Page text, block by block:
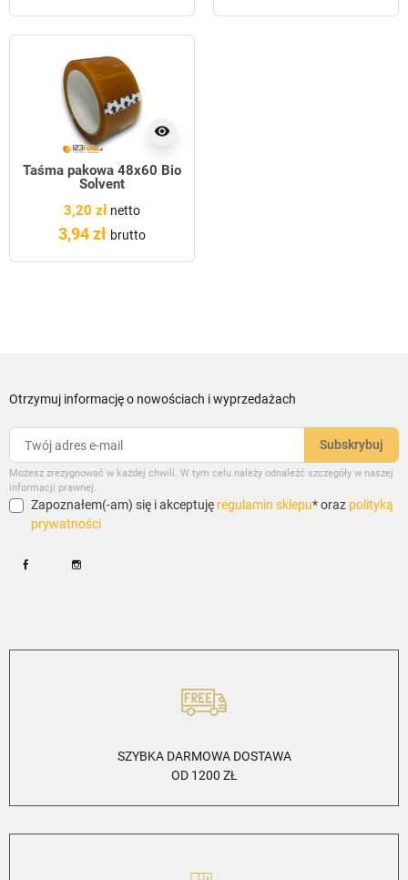
visibility
Taśma pakowa 48x60 Bio
Solvent
3,20 zł netto
3,94 zł brutto
Otrzymuj informację o nowościach i wyprzedażach
Możesz zrezygnować w każdej chwili. W tym celu należy odnaleźć szczegóły w naszej
informacji prawnej.
Zapoznałem(-am) się i akceptuję regulamin sklepu* oraz polityką
prywatności
SZYBKA DARMOWA DOSTAWA
OD 1200 ZŁ